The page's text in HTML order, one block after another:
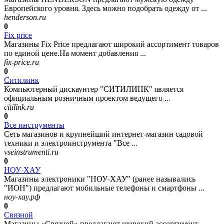
Европейского уровня. Здесь можно подобрать одежду от ...
henderson.ru
0
Fix price
Магазины Fix Price предлагают широкий ассортимент товаров
по единой цене.На момент добавления ...
fix-price.ru
0
Ситилинк
Компьютерный дискаунтер "СИТИЛИНК" является
официальным розничным проектом ведущего ...
citilink.ru
0
Все инструменты
Сеть магазинов и крупнейший интернет-магазин садовой
техники и электроинструмента "Все ...
vseinstrumenti.ru
0
НОУ-ХАУ
Магазины электроники "НОУ-ХАУ" (ранее назывались
"ИОН") предлагают мобильные телефоны и смартфоны ...
ноу-хау.рф
0
Связной